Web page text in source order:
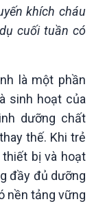
kiện - Luận bàn
thời sự
sự kiện
khích cháu
cuối tuần có
là một phần
sinh hoạt của
dưỡng chất
thế. Khi trẻ
bị và hoạt
đầy đủ dưỡng
nền tảng vững